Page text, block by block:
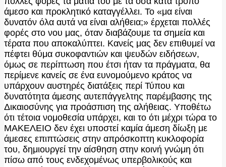
άμεσο και προκλητικό καταγγέλλει. Το «μα είναι
δυνατόν όλα αυτά να είναι αλήθεια;» έρχεται πολλές
φορές στο νου μας, όταν διαβάζουμε τα σημεία και
τέρατα που αποκαλύπτει. Κανείς μας δεν επιθυμεί να
πέφτει θύμα συκοφαντιών και ψευδών ειδήσεων,
όμως σε περίπτωση που έτσι ήταν τα πράγματα, θα
περίμενε κανείς σε ένα ευνομούμενο κράτος να
υπάρχουν αυστηρές διατάξεις περί Τύπου και
δυνατότητα άμεσης αυτεπάγγελτης παρέμβασης της
Δικαιοσύνης για προάσπιση της αλήθειας. Υποθέτω
ότι τέτοια νομοθεσία υπάρχει, και το ότι μέχρι τώρα το
ΜΑΚΕΛΕΙΟ δεν έχει υποστεί καμία άμεση δίωξη με
άμεσες επιπτώσεις στην απρόσκοπτη κυκλοφορία
του, δημιουργεί την αίσθηση στην κοινή γνώμη ότι
πίσω από τους ενδεχομένως υπερβολικούς και